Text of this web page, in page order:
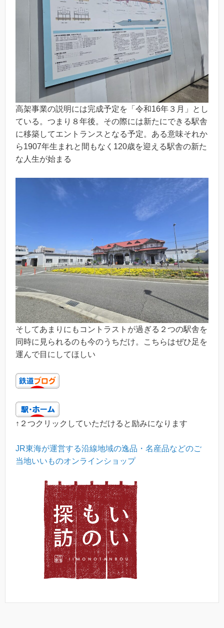
高架事業の説明には完成予定を「令和16年３月」とし
ている。つまり８年後。その際には新たにできる駅舎
に移築してエントランスとなる予定。ある意味それか
ら1907年生まれと間もなく120歳を迎える駅舎の新た
な人生が始まる
そしてあまりにもコントラストが過ぎる２つの駅舎を
同時に見られるのも今のうちだけ。こちらはぜひ足を
運んで目にしてほしい
↑２つクリックしていただけると励みになります
JR東海が運営する沿線地域の逸品・名産品などのご
当地いいものオンラインショップ